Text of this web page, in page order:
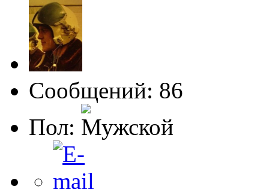
Сообщений: 86
Пол: